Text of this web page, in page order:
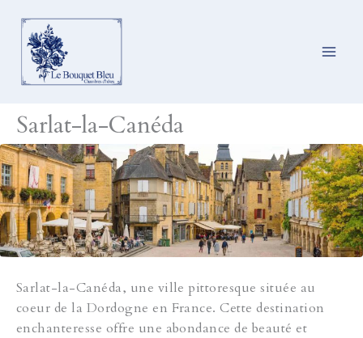
naar
inhoud
Sarlat-la-Canéda
Sarlat-la-Canéda, une ville pittoresque située au
coeur de la Dordogne en France. Cette destination
enchanteresse offre une abondance de beauté et